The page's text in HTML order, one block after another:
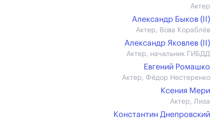
Актер
Александр Быков (II)
Актер, Вова Кораблёв
Александр Яковлев (II)
Актер, начальник ГИБДД
Евгений Ромашко
Актер, Фёдор Нестеренко
Ксения Мери
Актер, Лиза
Константин Днепровский